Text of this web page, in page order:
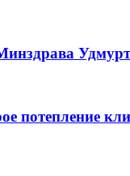
потепление